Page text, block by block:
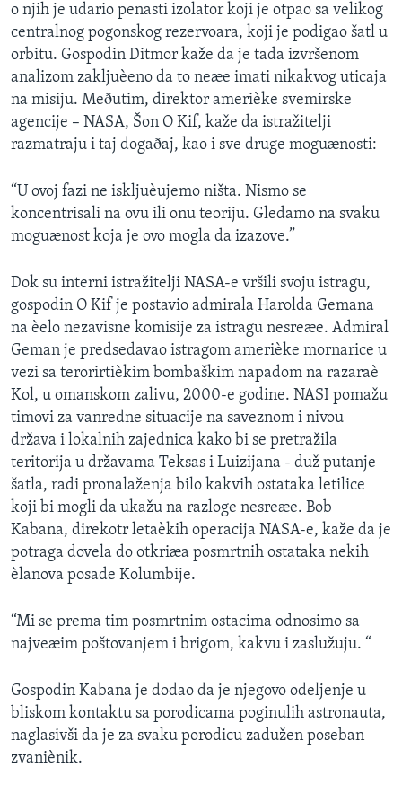
o njih je udario penasti izolator koji je otpao sa velikog
centralnog pogonskog rezervoara, koji je podigao šatl u
orbitu. Gospodin Ditmor kaže da je tada izvršenom
analizom zakljuèeno da to neæe imati nikakvog uticaja
na misiju. Meðutim, direktor amerièke svemirske
agencije – NASA, Šon O Kif, kaže da istražitelji
razmatraju i taj dogaðaj, kao i sve druge moguænosti:
“U ovoj fazi ne iskljuèujemo ništa. Nismo se
koncentrisali na ovu ili onu teoriju. Gledamo na svaku
moguænost koja je ovo mogla da izazove.”
Dok su interni istražitelji NASA-e vršili svoju istragu,
gospodin O Kif je postavio admirala Harolda Gemana
na èelo nezavisne komisije za istragu nesreæe. Admiral
Geman je predsedavao istragom amerièke mornarice u
vezi sa terorirtièkim bombaškim napadom na razaraè
Kol, u omanskom zalivu, 2000-e godine. NASI pomažu
timovi za vanredne situacije na saveznom i nivou
država i lokalnih zajednica kako bi se pretražila
teritorija u državama Teksas i Luizijana - duž putanje
šatla, radi pronalaženja bilo kakvih ostataka letilice
koji bi mogli da ukažu na razloge nesreæe. Bob
Kabana, direkotr letaèkih operacija NASA-e, kaže da je
potraga dovela do otkriæa posmrtnih ostataka nekih
èlanova posade Kolumbije.
“Mi se prema tim posmrtnim ostacima odnosimo sa
najveæim poštovanjem i brigom, kakvu i zaslužuju. “
Gospodin Kabana je dodao da je njegovo odeljenje u
bliskom kontaktu sa porodicama poginulih astronauta,
naglasivši da je za svaku porodicu zadužen poseban
zvaniènik.